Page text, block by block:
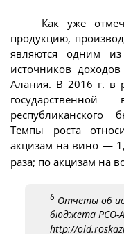
Как уже
продукцию,
являются одним
источников
Алания. В 2016 г. в
республиканского
Темпы роста
акцизам на вино —
раза; по акцизам на
6 Отчеты об
бюджета РСО-
http://